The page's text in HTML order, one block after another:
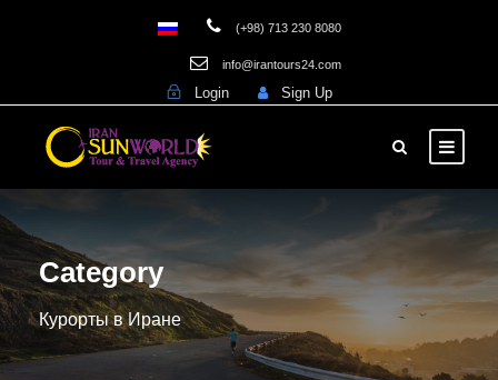
(+98) 713 230 8080
info@irantours24.com
Login Sign Up
Category
Курорты в Иране